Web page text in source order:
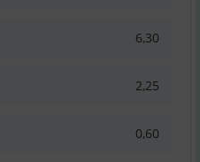
6,30
2,25
0,60